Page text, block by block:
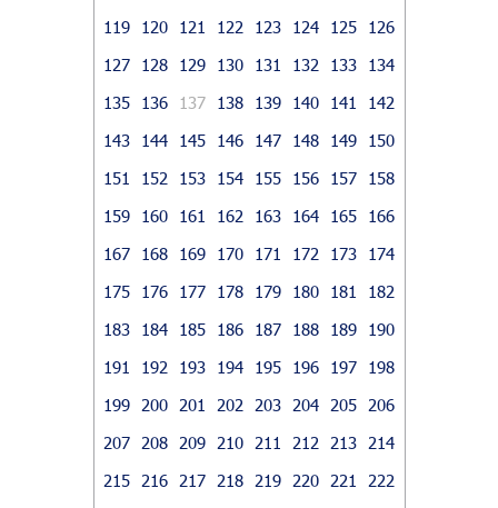
119
120 121 122 123 124 125
126
127
128 129 130 131 132 133
134
135
136 137 138 139 140 141
142
143
144 145 146 147 148 149
150
151
152 153 154 155 156 157
158
159
160 161 162 163 164 165
166
167
168 169 170 171 172 173
174
175
176 177 178 179 180 181
182
183
184 185 186 187 188 189
190
191
192 193 194 195 196 197
198
199
200 201 202 203 204 205
206
207
208 209 210 211 212 213
214
215
216 217 218 219 220 221
222